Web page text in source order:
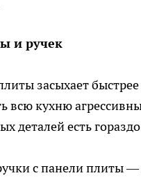
и ручек
засыхает
всю кухню
деталей есть
с панели плиты